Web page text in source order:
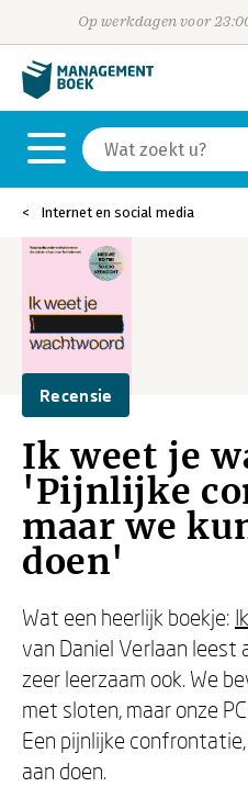
Op werkdagen voor
Internet en social media
Recensie
Ik weet je
'Pijnlijke
maar we
doen'
Wat een heerlijk boekje:
van Daniel Verlaan leest
zeer leerzaam ook. We
met sloten, maar onze
Een pijnlijke
aan doen.